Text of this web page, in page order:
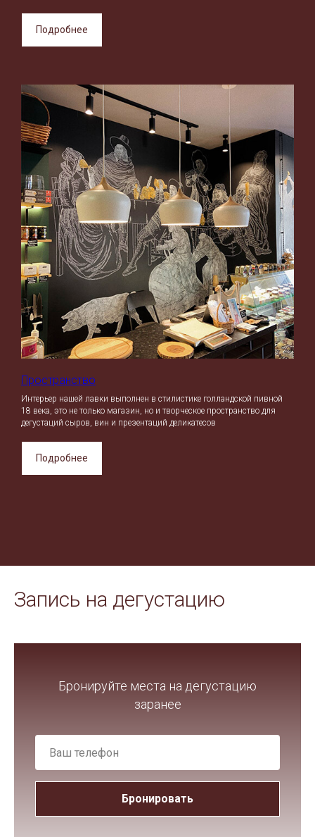
Подробнее
Пространство
Интерьер нашей лавки выполнен в стилистике голландской пивной
18 века, это не только магазин, но и творческое пространство для
дегустаций сыров, вин и презентаций деликатесов
Подробнее
Запись на дегустацию
Бронируйте места на дегустацию
заранее
Бронировать